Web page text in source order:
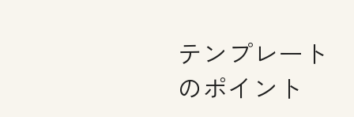
テンプレート
のポイント